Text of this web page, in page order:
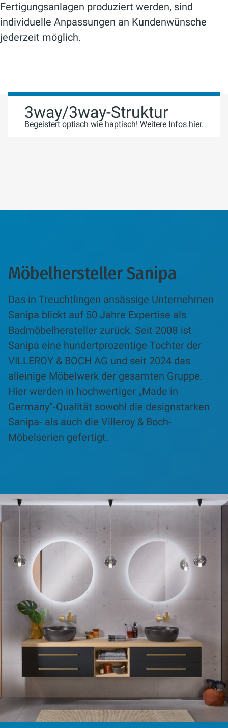
Fertigungsanlagen produziert werden, sind
individuelle Anpassungen an Kundenwünsche
jederzeit möglich.
3way/3way-Struktur
Begeistert optisch wie haptisch! Weitere Infos hier.
Möbelhersteller Sanipa
Das in Treuchtlingen ansässige Unternehmen
Sanipa blickt auf 50 Jahre Expertise als
Badmöbelhersteller zurück. Seit 2008 ist
Sanipa eine hundertprozentige Tochter der
VILLEROY & BOCH AG und seit 2024 das
alleinige Möbelwerk der gesamten Gruppe.
Hier werden in hochwertiger „Made in
Germany“-Qualität sowohl die designstarken
Sanipa- als auch die Villeroy & Boch-
Möbelserien gefertigt.